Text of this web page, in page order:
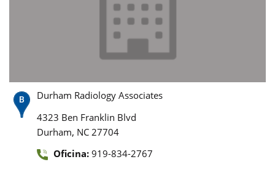
Durham Radiology Associates
4323 Ben Franklin Blvd
Durham, NC 27704
Oficina: 919-834-2767